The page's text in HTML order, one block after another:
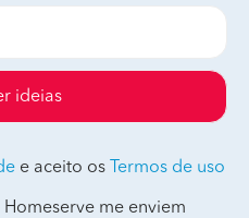
ideias
e aceito os Termos de uso
me enviem